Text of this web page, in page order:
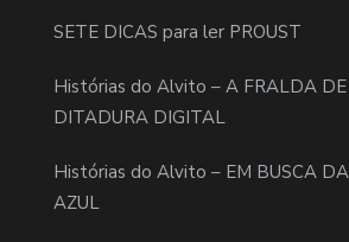
SETE DICAS para ler PROUST
Histórias do Alvito – A FRALDA DE
DITADURA DIGITAL
Histórias do Alvito – EM BUSCA
AZUL